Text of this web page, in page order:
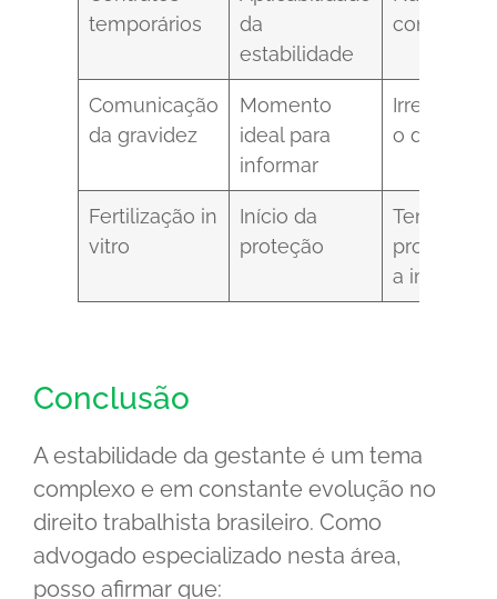
temporários
da
estabilidade
com
Comunicação
da gravidez
Momento
ideal para
informar
o direito
Fertilização in
vitro
Início da
proteção
Tendência
proteger
a
Conclusão
A estabilidade da gestante é um tema
complexo e em constante evolução no
direito trabalhista brasileiro. Como
advogado especializado nesta área,
posso afirmar que: